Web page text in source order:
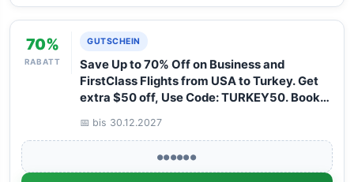
70%
RABATT
GUTSCHEIN
Save Up to 70% Off on Business and
FirstClass Flights from USA to Turkey. Get
extra $50 off, Use Code: TURKEY50. Book
📅 bis 30.12.2027
●●●●●●